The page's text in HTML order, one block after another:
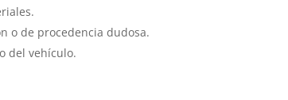
o de procedencia dudosa.
del vehículo.